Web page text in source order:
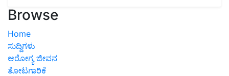
Browse
Home
ಸುದ್ದಿಗಳು
ಆರೋಗ್ಯ ಜೀವನ
ತೋಟಗಾರಿಕೆ